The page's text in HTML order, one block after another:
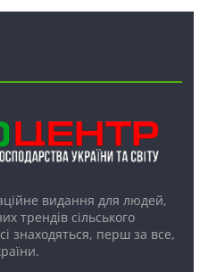
видання для людей,
трендів сільського
знаходяться, перш за все,